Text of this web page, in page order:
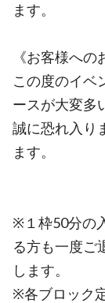
ます。
《お客様への
この度のイベ
ースが大変多
誠に恐れ入り
ます。
※１枠50分の
る方も一度ご
します。
※各ブロック